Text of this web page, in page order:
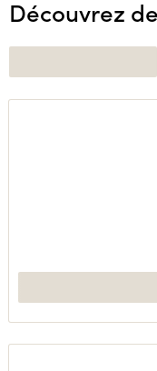
Découvrez